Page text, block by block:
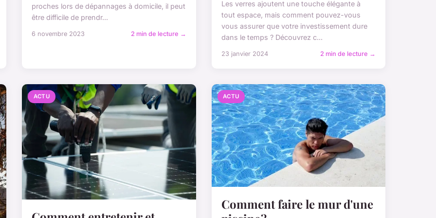
proches lors de dépannages à domicile, il peut
être difficile de prendr...
6 novembre 2023 2 min de lecture →
Les verres ajoutent une touche élégante à
tout espace, mais comment pouvez-vous
vous assurer que votre investissement dure
dans le temps ? Découvrez c...
23 janvier 2024 2 min de lecture →
ACTU ACTU
Comment faire le mur d'une